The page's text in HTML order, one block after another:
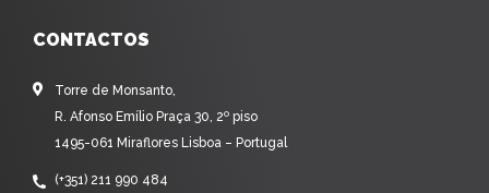
CONTACTOS
Torre de Monsanto,
R. Afonso Emílio Praça 30, 2º piso
1495-061 Miraflores Lisboa – Portugal
(+351) 211 990 484